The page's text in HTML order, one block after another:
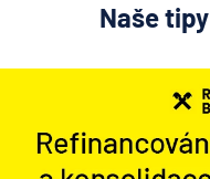
Naše tipy